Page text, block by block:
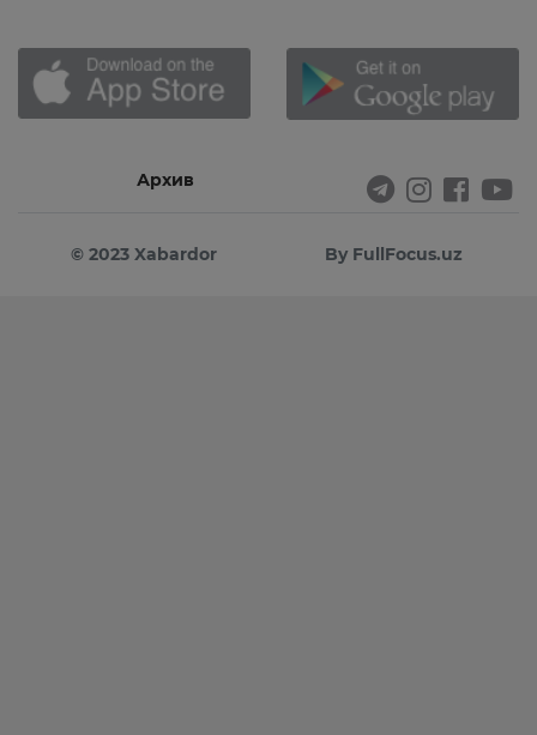
Архив
© 2023 Xabardor By FullFocus.uz